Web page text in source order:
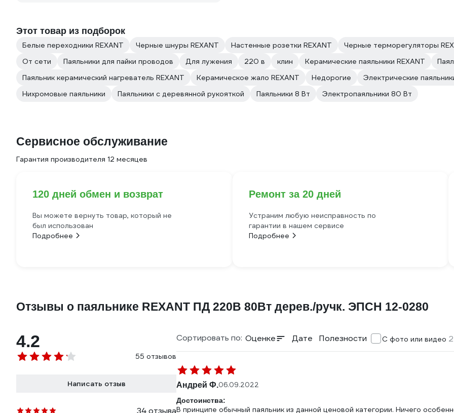
Этот товар из подборок
Белые переходники REXANT Черные шнуры REXANT Настенные розетки REXANT Черные терморегуляторы
От сети
Паяльники для пайки проводов Для лужения 220 в клин Керамические паяльники REXANT
Паяльник керамический нагреватель REXANT
Керамическое жало REXANT Недорогие Электрические
Нихромовые паяльники
Паяльники с деревянной рукояткой Паяльники 8 Вт Электропаяльники 80 Вт
Сервисное обслуживание
Гарантия производителя 12 месяцев
120 дней обмен и возврат
Вы можете вернуть товар, который не
был использован
Подробнее
Ремонт за 20 дней
Устраним любую неисправность по
гарантии в нашем сервисе
Подробнее
Отзывы о паяльнике REXANT ПД 220В 80Вт дерев./ручк. ЭПСН 12-0280
4.2
55 отзывов
Написать отзыв
34 отзыва
Сортировать по: Оценке Дате Полезности С фото или видео 2
Андрей Ф.06.09.2022
Достоинства:
В принципе обычный паяльник из данной ценовой категории. Ничего